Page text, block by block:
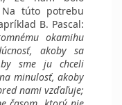
túto potrebu
B. Pascal:
okamihu
akoby sa
sme ju chceli
minulosť, akoby
nami vzďaľuje;